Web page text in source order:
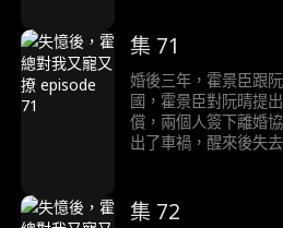
行人都送進了監獄後
集 71
婚後三年，霍景臣跟
國，霍景臣對阮晴提
償，兩個人簽下離婚
出了車禍，醒來後失
行人都送進了監獄後
集 72